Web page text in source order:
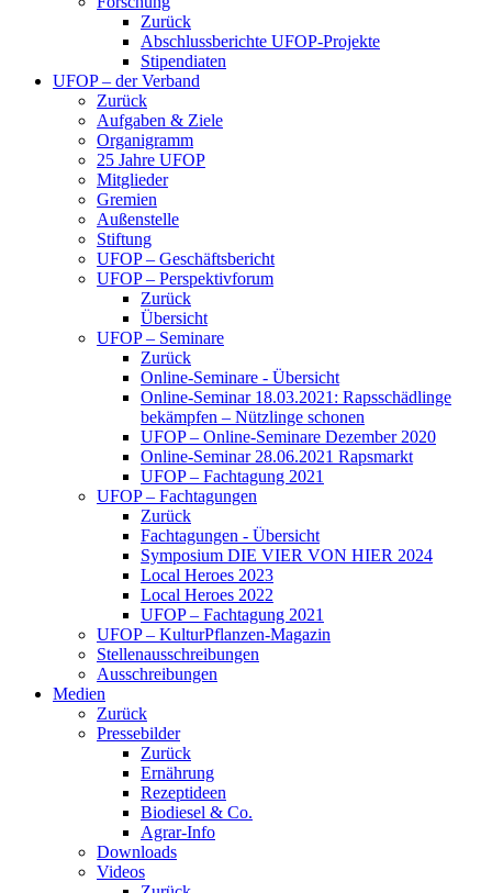
Zurück
Abschlussberichte UFOP-Projekte
Stipendiaten
UFOP – der Verband
Zurück
Aufgaben & Ziele
Organigramm
25 Jahre UFOP
Mitglieder
Gremien
Außenstelle
Stiftung
UFOP – Geschäftsbericht
UFOP – Perspektivforum
Zurück
Übersicht
UFOP – Seminare
Zurück
Online-Seminare - Übersicht
Online-Seminar 18.03.2021: Rapsschädlinge
bekämpfen – Nützlinge schonen
UFOP – Online-Seminare Dezember 2020
Online-Seminar 28.06.2021 Rapsmarkt
UFOP – Fachtagung 2021
UFOP – Fachtagungen
Zurück
Fachtagungen - Übersicht
Symposium DIE VIER VON HIER 2024
Local Heroes 2023
Local Heroes 2022
UFOP – Fachtagung 2021
UFOP – KulturPflanzen-Magazin
Stellenausschreibungen
Ausschreibungen
Medien
Zurück
Pressebilder
Zurück
Ernährung
Rezeptideen
Biodiesel & Co.
Agrar-Info
Downloads
Videos